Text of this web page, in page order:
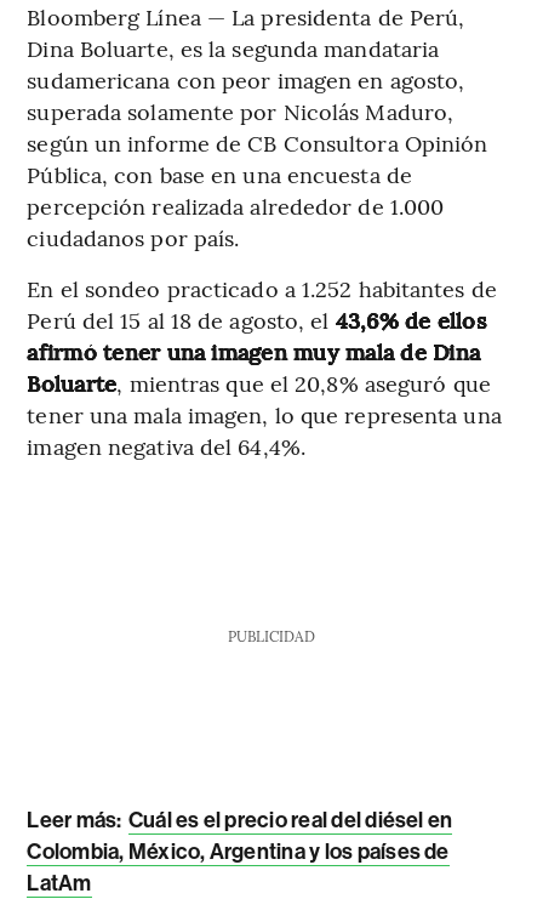
Bloomberg Línea — La presidenta de Perú,
Dina Boluarte, es la segunda mandataria
sudamericana con peor imagen en agosto,
superada solamente por Nicolás Maduro,
según un informe de CB Consultora Opinión
Pública, con base en una encuesta de
percepción realizada alrededor de 1.000
ciudadanos por país.
En el sondeo practicado a 1.252 habitantes de
Perú del 15 al 18 de agosto, el 43,6% de ellos
afirmó tener una imagen muy mala de Dina
Boluarte, mientras que el 20,8% aseguró que
tener una mala imagen, lo que representa una
imagen negativa del 64,4%.
PUBLICIDAD
Leer más: Cuál es el precio real del diésel en
Colombia, México, Argentina y los países de
LatAm